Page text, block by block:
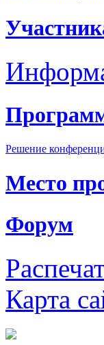
Решение
Место
Форум
Карта